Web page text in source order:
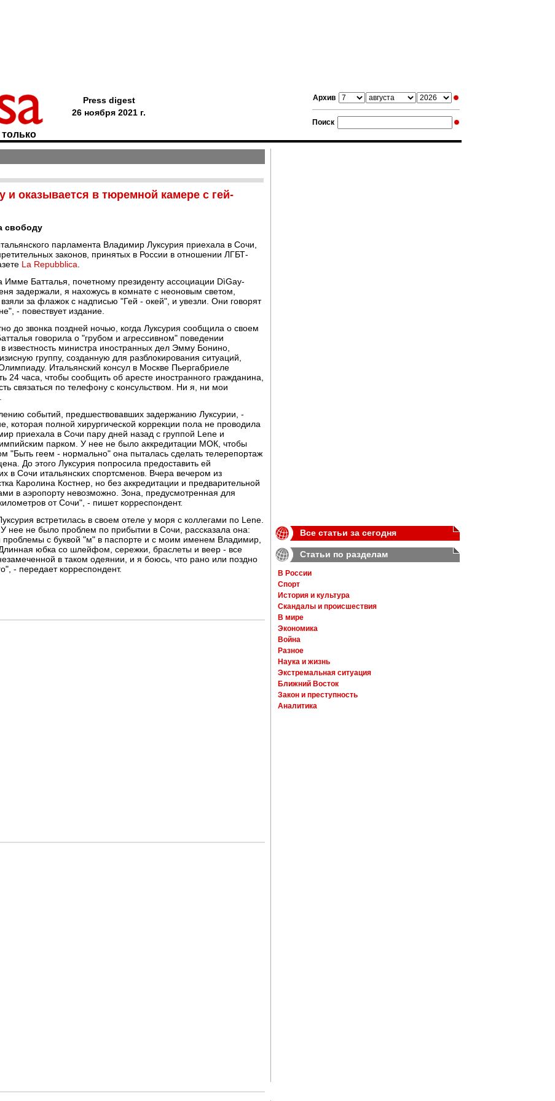
Архив
Поиск
Press digest
26 ноября 2021 г.
и оказывается в тюремной камере с гей-
свободу
парламента Владимир Луксурия приехала в Сочи,
законов, принятых в России в отношении ЛГБТ-
La Repubblica
Имме Батталья, почетному президенту ассоциации DìGay-
задержали, я нахожусь в комнате с неоновым светом,
за флажок с надписью "Гей - окей", и увезли. Они говорят
- повествует издание.
до звонка поздней ночью, когда Луксурия сообщила о своем
говорила о "грубом и агрессивном" поведении
известность министра иностранных дел Эмму Бонино,
группу, созданную для разблокирования ситуаций,
Итальянский консул в Москве Пьергабриеле
24 часа, чтобы сообщить об аресте иностранного гражданина,
связаться по телефону с консульством. Ни я, ни мои
событий, предшествовавших задержанию Луксурии, -
которая полной хирургической коррекции пола не проводила
приехала в Сочи пару дней назад с группой Lene и
парком. У нее не было аккредитации МОК, чтобы
"Быть геем - нормально" она пыталась сделать телерепортаж
До этого Луксурия попросила предоставить ей
в Сочи итальянских спортсменов. Вчера вечером из
Каролина Костнер, но без аккредитации и предварительной
в аэропорту невозможно. Зона, предусмотренная для
от Сочи", - пишет корреспондент.
встретилась в своем отеле у моря с коллегами по Lene.
нее не было проблем по прибытии в Сочи, рассказала она:
проблемы с буквой "м" в паспорте и с моим именем Владимир,
юбка со шлейфом, сережки, браслеты и веер - все
в таком одеянии, и я боюсь, что рано или поздно
- передает корреспондент.
Все статьи за сегодня
Статьи по разделам
В России
Спорт
История и культура
Скандалы и происшествия
В мире
Экономика
Война
Разное
Наука и жизнь
Экстремальная ситуация
Ближний Восток
Закон и преступность
Аналитика